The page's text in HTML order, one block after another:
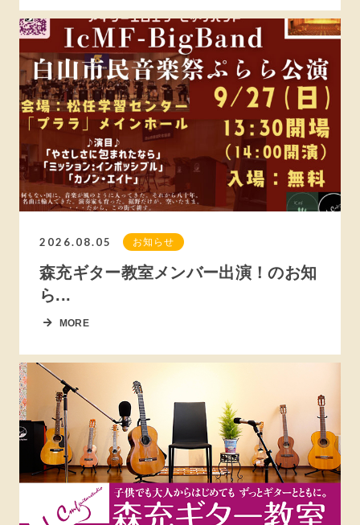
2026.08.05 お知らせ
森充ギター教室メンバー出演！のお知
ら...
MORE